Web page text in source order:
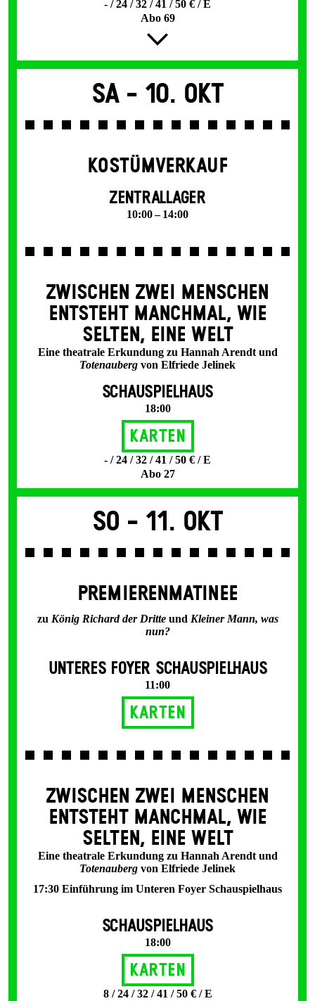
- / 24 / 32 / 41 / 50 € / E
Abo 69
Sa - 10. Okt
KOSTÜMVERKAUF
ZENTRALLAGER
10:00 – 14:00
ZWISCHEN ZWEI MENSCHEN
ENT­STEHT MANCH­MAL, WIE
SELTEN, EINE WELT
Eine theatrale Erkundung zu Hannah Arendt und
Totenauberg von Elfriede Jelinek
SCHAUSPIELHAUS
18:00
Karten
- / 24 / 32 / 41 / 50 € / E
Abo 27
So - 11. Okt
PREMIERENMATINEE
zu König Richard der Dritte und Kleiner Mann, was
nun?
UNTERES FOYER SCHAUSPIELHAUS
11:00
Karten
ZWISCHEN ZWEI MENSCHEN
ENT­STEHT MANCH­MAL, WIE
SELTEN, EINE WELT
Eine theatrale Erkundung zu Hannah Arendt und
Totenauberg von Elfriede Jelinek
17:30 Einführung im Unteren Foyer Schauspielhaus
SCHAUSPIELHAUS
18:00
Karten
8 / 24 / 32 / 41 / 50 € / E